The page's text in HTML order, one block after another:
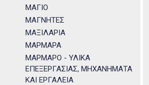
ΜΑΓΙΟ
ΜΑΓΝΗΤΕΣ
ΜΑΞΙΛΑΡΙΑ
ΜΑΡΜΑΡΑ
ΜΑΡΜΑΡΟ - ΥΛΙΚΑ
ΕΠΕΞΕΡΓΑΣΙΑΣ, ΜΗΧΑΝΗΜΑΤΑ
ΚΑΙ ΕΡΓΑΛΕΙΑ